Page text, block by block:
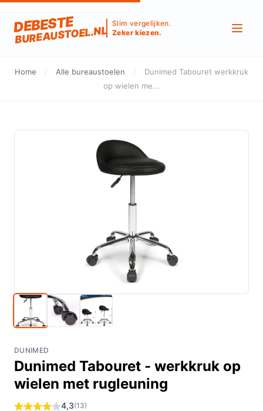
DEBESTE
BUREAUSTOEL.NL
Slim vergelijken.
Zeker kiezen.
Home / Alle bureaustoelen /
Dunimed Tabouret werkkruk
op wielen me...
DUNIMED
Dunimed Tabouret - werkkruk op
wielen met rugleuning
4,3(13)